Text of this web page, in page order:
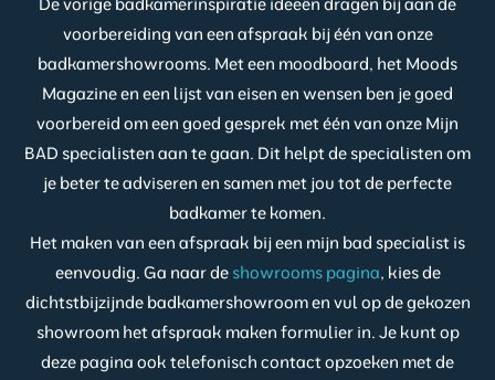
De vorige badkamerinspiratie ideeën dragen bij aan de
voorbereiding van een afspraak bij één van onze
badkamershowrooms. Met een moodboard, het Moods
Magazine en een lijst van eisen en wensen ben je goed
voorbereid om een goed gesprek met één van onze Mijn
BAD specialisten aan te gaan. Dit helpt de specialisten om
je beter te adviseren en samen met jou tot de perfecte
badkamer te komen.
Het maken van een afspraak bij een mijn bad specialist is
eenvoudig. Ga naar de showrooms pagina, kies de
dichtstbijzijnde badkamershowroom en vul op de gekozen
showroom het afspraak maken formulier in. Je kunt op
deze pagina ook telefonisch contact opzoeken met de